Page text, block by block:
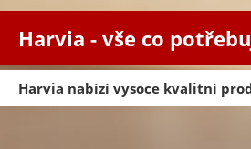
Harvia - vše co
Harvia nabízí vysoce kvalitní